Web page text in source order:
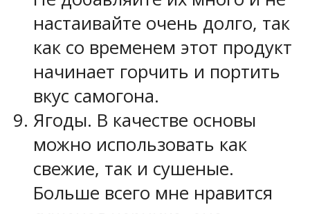
настаивайте очень долго, так
как со временем этот продукт
начинает горчить и портить
вкус самогона.
Ягоды. В качестве основы
можно использовать как
свежие, так и сушеные.
Больше всего мне нравится